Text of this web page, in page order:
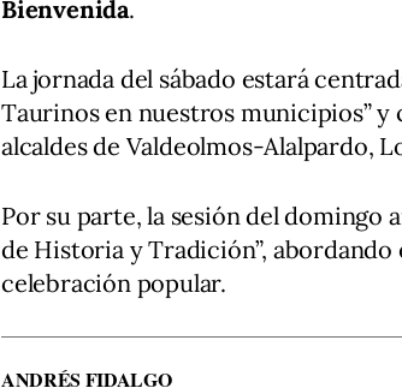
Bienvenida.
La jornada del sábado estará
Taurinos en nuestros municipios”
alcaldes de Valdeolmos-Alalpardo,
Por su parte, la sesión del domingo
de Historia y Tradición”,
celebración popular.
ANDRÉS FIDALGO